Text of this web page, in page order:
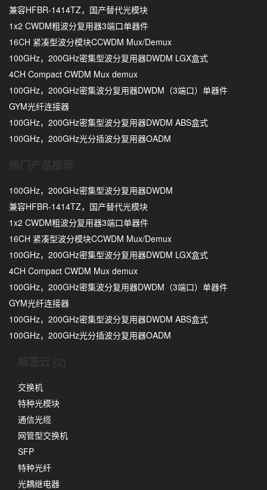
兼容HFBR-1414TZ，国产替代光模块
1x2 CWDM粗波分复用器3端口单器件
16CH 紧凑型波分模块CCWDM Mux/Demux
100GHz，200GHz密集型波分复用器DWDM LGX盒式
4CH Compact CWDM Mux demux
100GHz，200GHz密集波分复用器DWDM（3端口）单器件
GYM光纤连接器
100GHz，200GHz密集型波分复用器DWDM ABS盒式
100GHz，200GHz光分插波分复用器OADM
100GHz，200GHz密集型波分复用器DWDM
兼容HFBR-1414TZ，国产替代光模块
1x2 CWDM粗波分复用器3端口单器件
16CH 紧凑型波分模块CCWDM Mux/Demux
100GHz，200GHz密集型波分复用器DWDM LGX盒式
4CH Compact CWDM Mux demux
100GHz，200GHz密集波分复用器DWDM（3端口）单器件
GYM光纤连接器
100GHz，200GHz密集型波分复用器DWDM ABS盒式
100GHz，200GHz光分插波分复用器OADM
交换机
特种光模块
通信光缆
网管型交换机
SFP
特种光纤
光耦继电器